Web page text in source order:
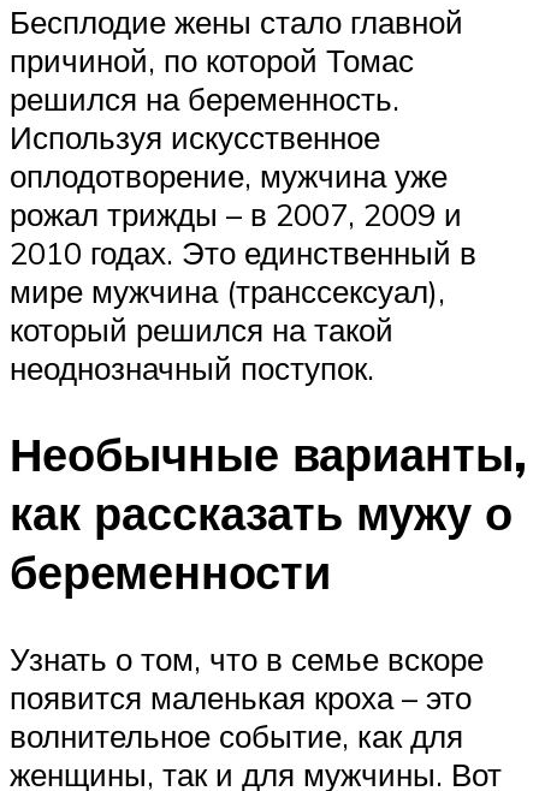
Бесплодие жены стало главной
причиной, по которой Томас
решился на беременность.
Используя искусственное
оплодотворение, мужчина уже
рожал трижды – в 2007, 2009 и
2010 годах. Это единственный в
мире мужчина (транссексуал),
который решился на такой
неоднозначный поступок.
Необычные варианты,
как рассказать мужу о
беременности
Узнать о том, что в семье вскоре
появится маленькая кроха – это
волнительное событие, как для
женщины, так и для мужчины. Вот